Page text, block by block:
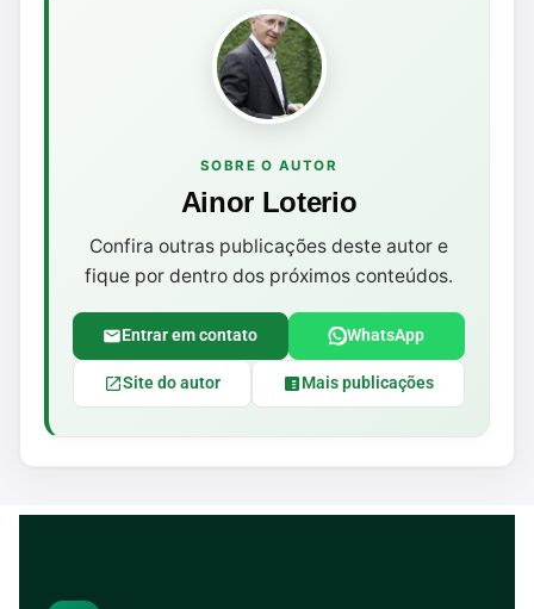
SOBRE O AUTOR
Ainor Loterio
Confira outras publicações deste autor e
fique por dentro dos próximos conteúdos.
Entrar em contato WhatsApp
Site do autor Mais publicações